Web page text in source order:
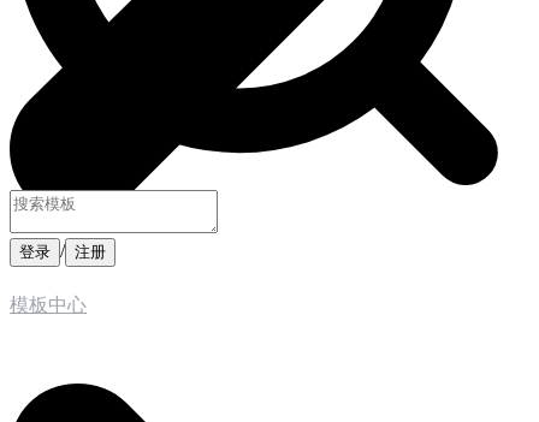
登录 / 注册
模板中心